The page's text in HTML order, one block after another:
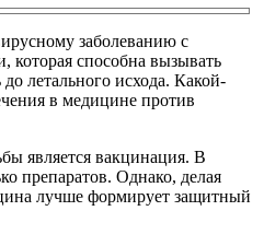
заболеванию с
которая способна вызывать
летального исхода. Какой-
в медицине против
является вакцинация. В
препаратов. Однако, делая
лучше формирует защитный